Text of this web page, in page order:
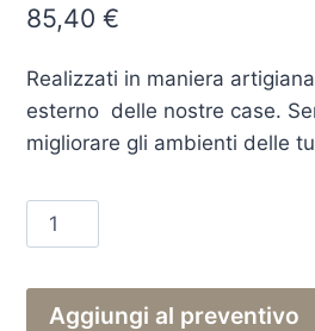
85,40 €
Realizzati in maniera
esterno delle nostre case.
migliorare gli ambienti delle
66.A17
quantità
Aggiungi al preventivo